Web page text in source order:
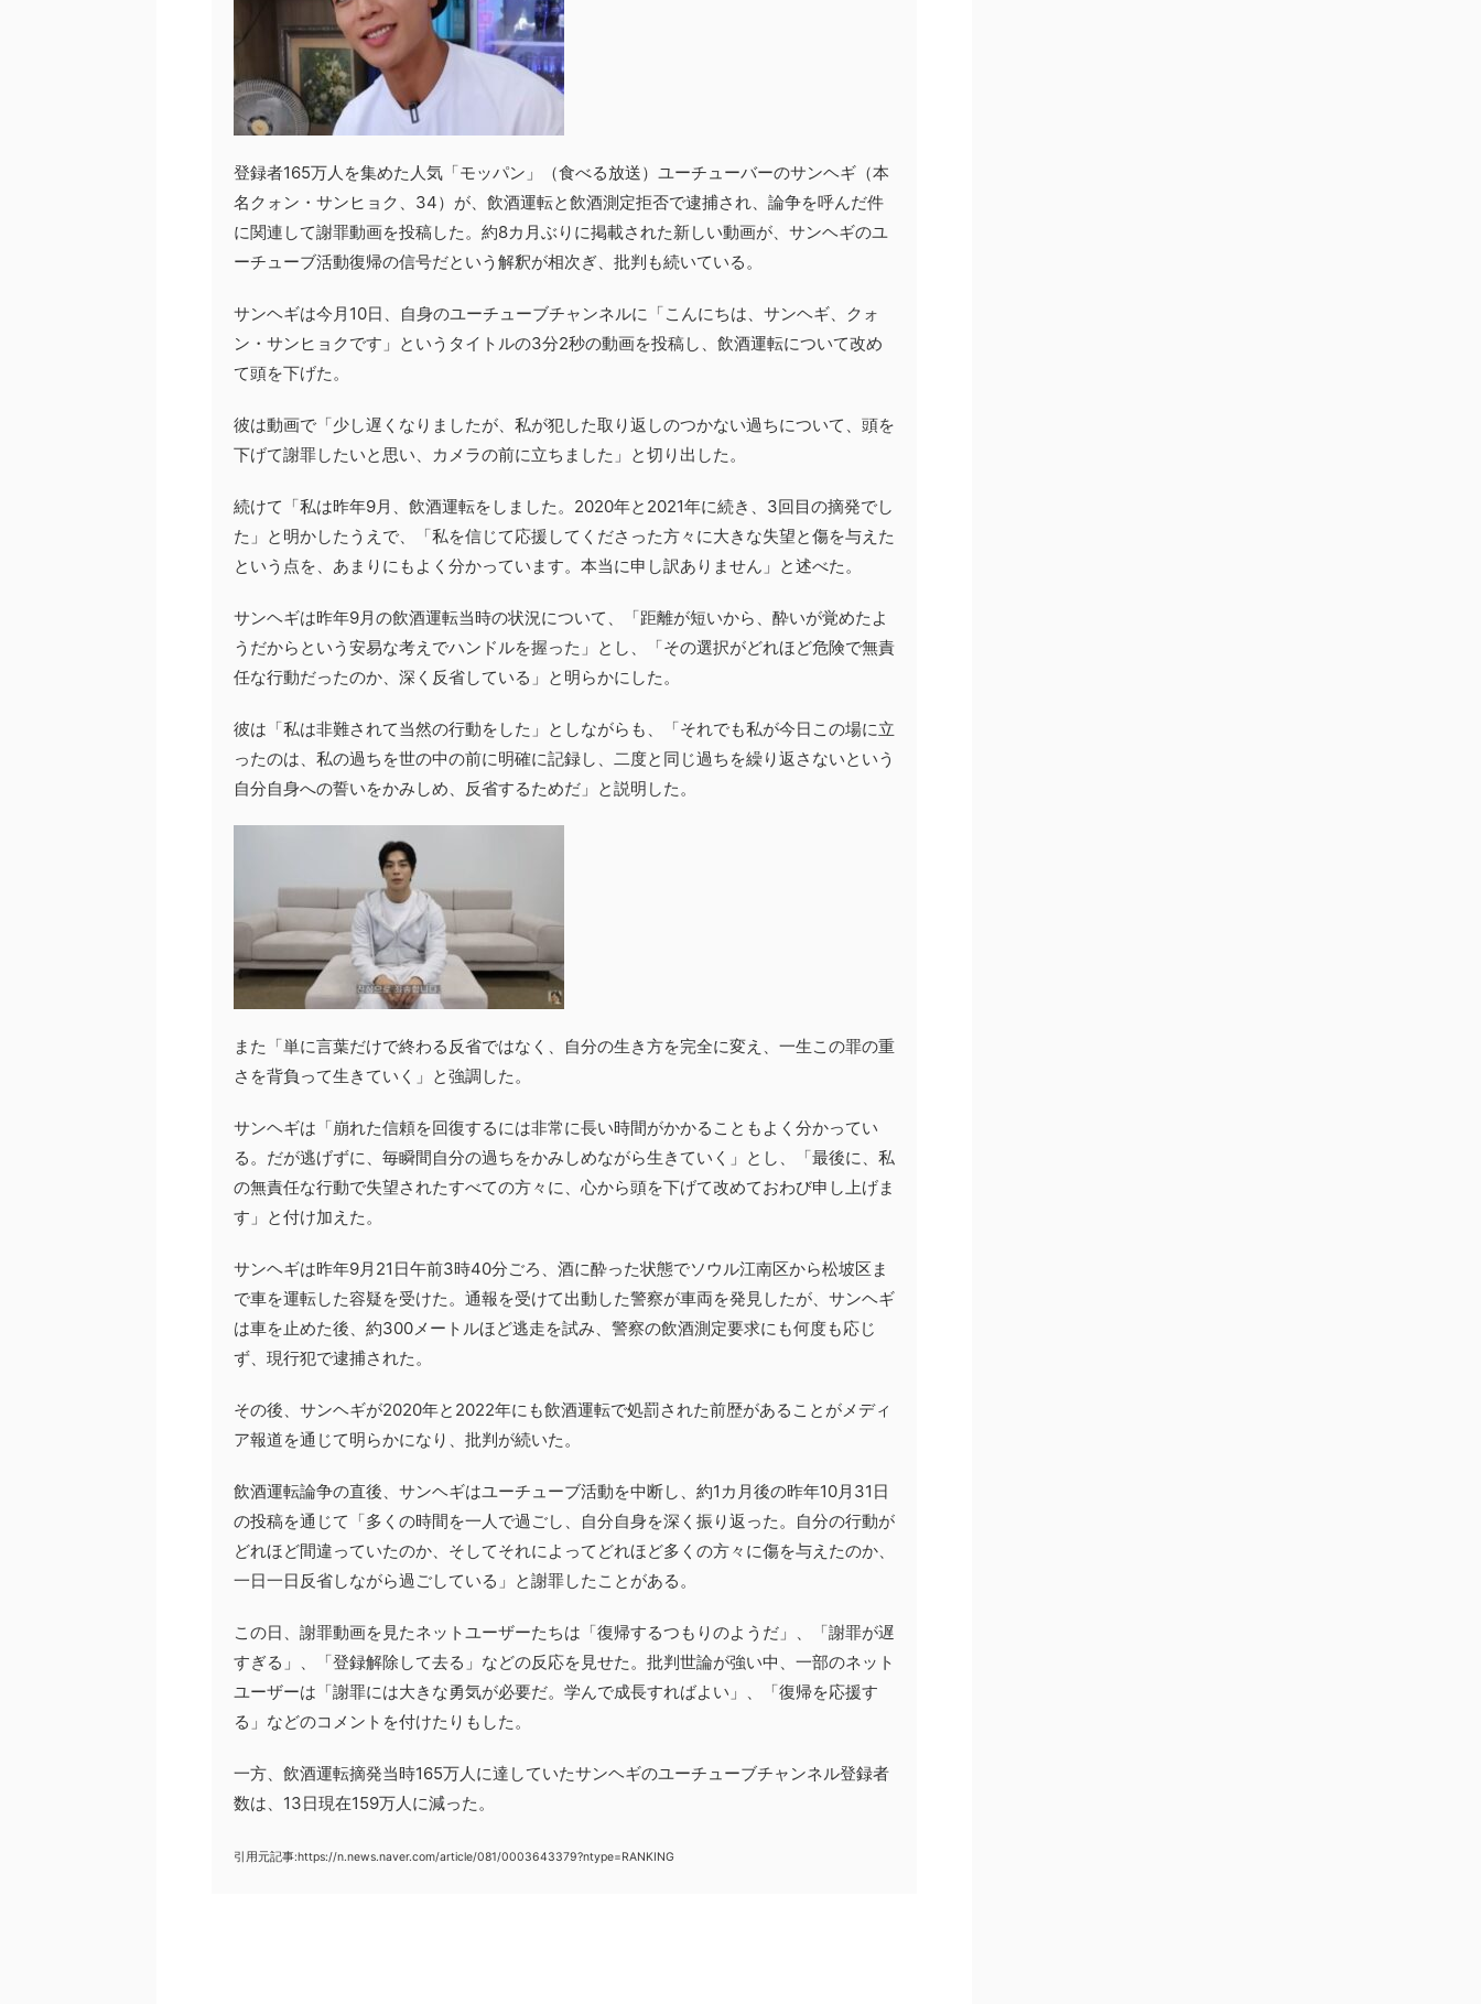
登録者165万人を集めた人気「モッパン」（食べる放送）ユーチューバーのサンヘギ（本
名クォン・サンヒョク、34）が、飲酒運転と飲酒測定拒否で逮捕され、論争を呼んだ件
に関連して謝罪動画を投稿した。約8カ月ぶりに掲載された新しい動画が、サンヘギのユ
ーチューブ活動復帰の信号だという解釈が相次ぎ、批判も続いている。
サンヘギは今月10日、自身のユーチューブチャンネルに「こんにちは、サンヘギ、クォ
ン・サンヒョクです」というタイトルの3分2秒の動画を投稿し、飲酒運転について改め
て頭を下げた。
彼は動画で「少し遅くなりましたが、私が犯した取り返しのつかない過ちについて、頭を
下げて謝罪したいと思い、カメラの前に立ちました」と切り出した。
続けて「私は昨年9月、飲酒運転をしました。2020年と2021年に続き、3回目の摘発でし
た」と明かしたうえで、「私を信じて応援してくださった方々に大きな失望と傷を与えた
という点を、あまりにもよく分かっています。本当に申し訳ありません」と述べた。
サンヘギは昨年9月の飲酒運転当時の状況について、「距離が短いから、酔いが覚めたよ
うだからという安易な考えでハンドルを握った」とし、「その選択がどれほど危険で無責
任な行動だったのか、深く反省している」と明らかにした。
彼は「私は非難されて当然の行動をした」としながらも、「それでも私が今日この場に立
ったのは、私の過ちを世の中の前に明確に記録し、二度と同じ過ちを繰り返さないという
自分自身への誓いをかみしめ、反省するためだ」と説明した。
また「単に言葉だけで終わる反省ではなく、自分の生き方を完全に変え、一生この罪の重
さを背負って生きていく」と強調した。
サンヘギは「崩れた信頼を回復するには非常に長い時間がかかることもよく分かってい
る。だが逃げずに、毎瞬間自分の過ちをかみしめながら生きていく」とし、「最後に、私
の無責任な行動で失望されたすべての方々に、心から頭を下げて改めておわび申し上げま
す」と付け加えた。
サンヘギは昨年9月21日午前3時40分ごろ、酒に酔った状態でソウル江南区から松坡区ま
で車を運転した容疑を受けた。通報を受けて出動した警察が車両を発見したが、サンヘギ
は車を止めた後、約300メートルほど逃走を試み、警察の飲酒測定要求にも何度も応じ
ず、現行犯で逮捕された。
その後、サンヘギが2020年と2022年にも飲酒運転で処罰された前歴があることがメディ
ア報道を通じて明らかになり、批判が続いた。
飲酒運転論争の直後、サンヘギはユーチューブ活動を中断し、約1カ月後の昨年10月31日
の投稿を通じて「多くの時間を一人で過ごし、自分自身を深く振り返った。自分の行動が
どれほど間違っていたのか、そしてそれによってどれほど多くの方々に傷を与えたのか、
一日一日反省しながら過ごしている」と謝罪したことがある。
この日、謝罪動画を見たネットユーザーたちは「復帰するつもりのようだ」、「謝罪が遅
すぎる」、「登録解除して去る」などの反応を見せた。批判世論が強い中、一部のネット
ユーザーは「謝罪には大きな勇気が必要だ。学んで成長すればよい」、「復帰を応援す
る」などのコメントを付けたりもした。
一方、飲酒運転摘発当時165万人に達していたサンヘギのユーチューブチャンネル登録者
数は、13日現在159万人に減った。
引用元記事:https://n.news.naver.com/article/081/0003643379?ntype=RANKING